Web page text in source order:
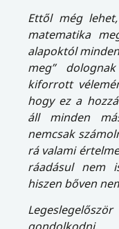
Ettől még
matematika
alapoktól
meg”
kiforrott
hogy ez a
áll minden
nemcsak
rá valami
ráadásul nem
hiszen bőven